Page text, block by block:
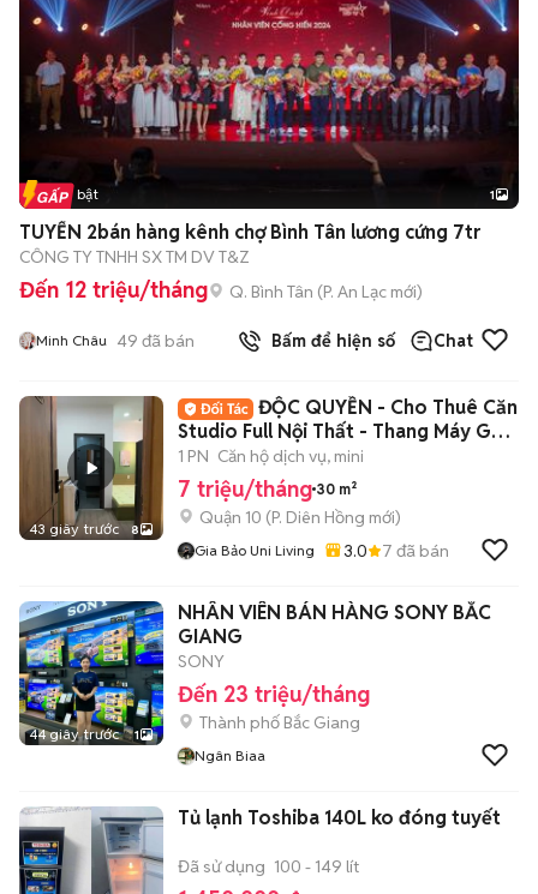
Tin nổi bật 1
TUYỂN 2bán hàng kênh chợ Bình Tân lương cứng 7tr
CÔNG TY TNHH SX TM DV T&Z
Đến 12 triệu/tháng Q. Bình Tân (P. An Lạc mới)
Minh Châu 49 đã bán Bấm để hiện số Chat
43 giây trước 8
ĐỘC QUYỀN - Cho Thuê Căn
Studio Full Nội Thất - Thang Máy Gần
ĐH BKhoa
1 PN Căn hộ dịch vụ, mini
7 triệu/tháng 30 m²
Quận 10 (P. Diên Hồng mới)
Gia Bảo Uni Living 3.0 7 đã bán
44 giây trước 1
NHÂN VIÊN BÁN HÀNG SONY BẮC
GIANG
SONY
Đến 23 triệu/tháng
Thành phố Bắc Giang
Ngân Biaa
Tủ lạnh Toshiba 140L ko đóng tuyết
Đã sử dụng 100 - 149 lít